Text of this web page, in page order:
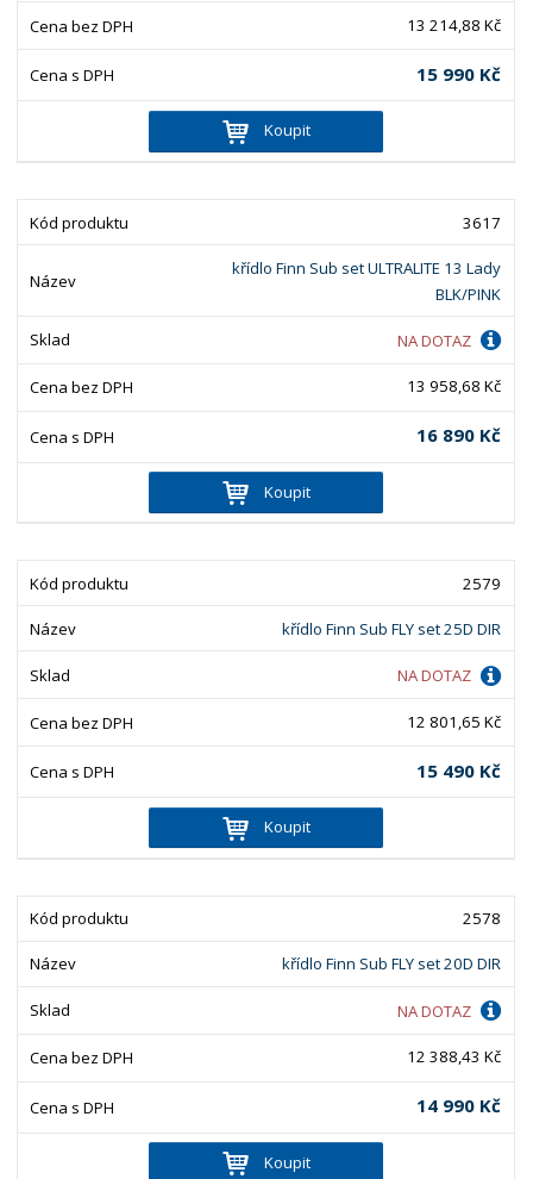
13 214,88 Kč
15 990 Kč
Koupit
3617
křídlo Finn Sub set ULTRALITE 13 Lady
BLK/PINK
NA DOTAZ
13 958,68 Kč
16 890 Kč
Koupit
2579
křídlo Finn Sub FLY set 25D DIR
NA DOTAZ
12 801,65 Kč
15 490 Kč
Koupit
2578
křídlo Finn Sub FLY set 20D DIR
NA DOTAZ
12 388,43 Kč
14 990 Kč
Koupit